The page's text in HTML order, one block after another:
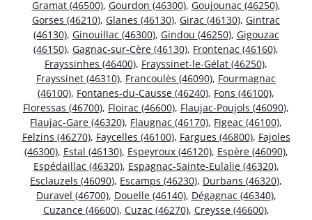
Gramat (46500), Gourdon (46300), Goujounac (46250),
Gorses (46210), Glanes (46130), Girac (46130), Gintrac
(46130), Ginouillac (46300), Gindou (46250), Gigouzac
(46150), Gagnac-sur-Cère (46130), Frontenac (46160),
Frayssinhes (46400), Frayssinet-le-Gélat (46250),
Frayssinet (46310), Francoulès (46090), Fourmagnac
(46100), Fontanes-du-Causse (46240), Fons (46100),
Floressas (46700), Floirac (46600), Flaujac-Poujols (46090),
Flaujac-Gare (46320), Flaugnac (46170), Figeac (46100),
Felzins (46270), Faycelles (46100), Fargues (46800), Fajoles
(46300), Estal (46130), Espeyroux (46120), Espère (46090),
Espédaillac (46320), Espagnac-Sainte-Eulalie (46320),
Esclauzels (46090), Escamps (46230), Durbans (46320),
Duravel (46700), Douelle (46140), Dégagnac (46340),
Cuzance (46600), Cuzac (46270), Creysse (46600),